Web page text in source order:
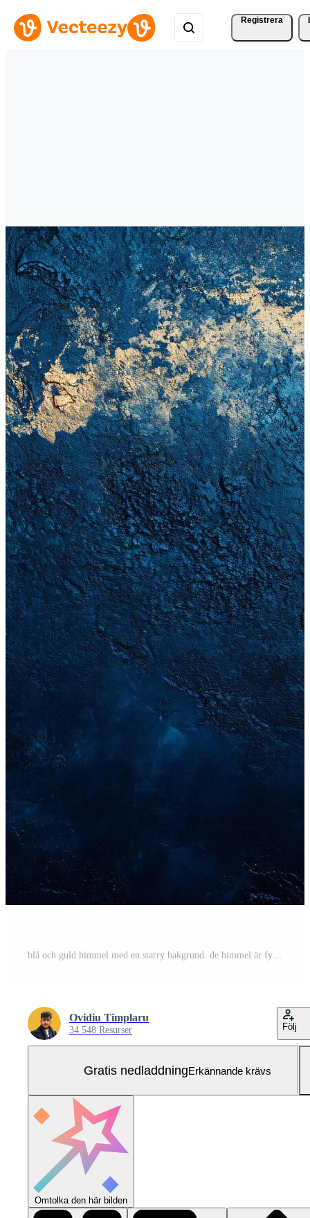
Registrera
blå och guld himmel med en starry bakgrund. de himmel är fylld med stjärnor och de färger är vibrerande Gratis Foto
Ovidiu Timplaru
34 548 Resurser Följ
Gratis nedladdningErkännande krävs
Omtolka den här bilden